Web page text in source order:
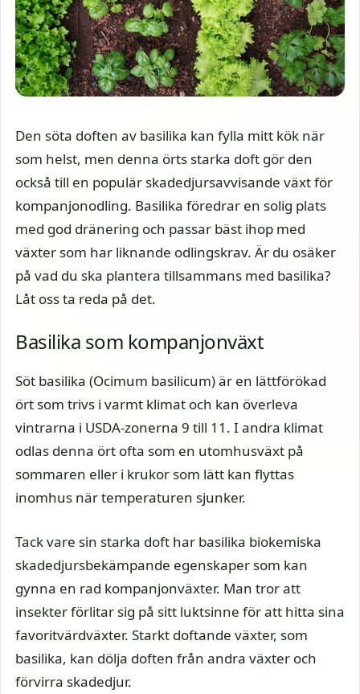
Den söta doften av basilika kan fylla mitt kök när
som helst, men denna örts starka doft gör den
också till en populär skadedjursavvisande växt för
kompanjonodling. Basilika föredrar en solig plats
med god dränering och passar bäst ihop med
växter som har liknande odlingskrav. Är du osäker
på vad du ska plantera tillsammans med basilika?
Låt oss ta reda på det.
Basilika som kompanjonväxt
Söt basilika (Ocimum basilicum) är en lättförökad
ört som trivs i varmt klimat och kan överleva
vintrarna i USDA-zonerna 9 till 11. I andra klimat
odlas denna ört ofta som en utomhusväxt på
sommaren eller i krukor som lätt kan flyttas
inomhus när temperaturen sjunker.
Tack vare sin starka doft har basilika biokemiska
skadedjursbekämpande egenskaper som kan
gynna en rad kompanjonväxter. Man tror att
insekter förlitar sig på sitt luktsinne för att hitta sina
favoritvärdväxter. Starkt doftande växter, som
basilika, kan dölja doften från andra växter och
förvirra skadedjur.